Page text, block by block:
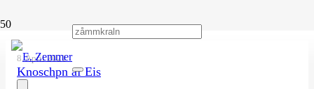
8. April 2021
Knoschpn af Eis